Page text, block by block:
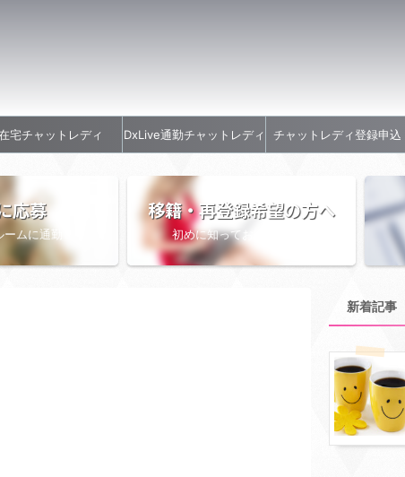
宅チャットレディ DxLive通勤チャットレディ チャットレディ登録申込
応募
ムに通勤
移籍・再登録希望の方へ
初めに知っておきたい情報
新着記事